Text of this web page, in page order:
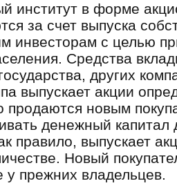
институт в форме
за счет выпуска
инвесторам с целью
Средства
других
выпускает акции
продаются новым
денежный
правило, выпускает
Новый
прежних владельцев.